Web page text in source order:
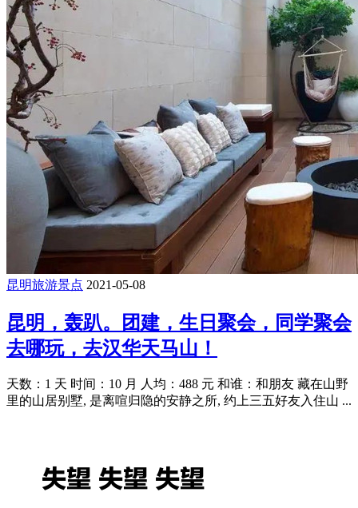
昆明旅游景点 2021-05-08
昆明，轰趴。团建，生日聚会，同学聚会
去哪玩，去汉华天马山！
天数：1 天 时间：10 月 人均：488 元 和谁：和朋友 藏在山野
里的山居别墅, 是离喧归隐的安静之所, 约上三五好友入住山 ...